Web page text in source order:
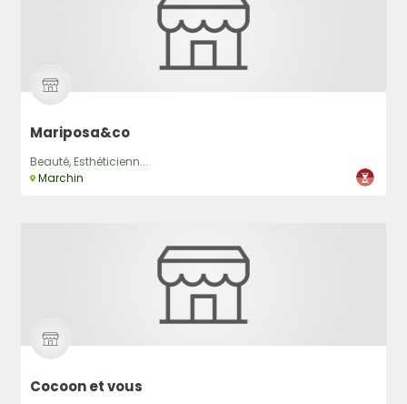
Mariposa&co
Beauté, Esthéticienn...
Marchin
Cocoon et vous